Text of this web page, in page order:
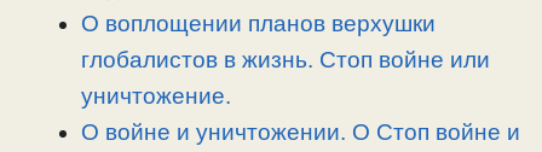
О воплощении планов верхушки
глобалистов в жизнь. Стоп войне или
уничтожение.
О войне и уничтожении. О Стоп войне и